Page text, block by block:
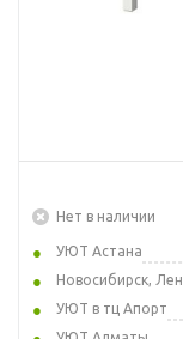
Нет в наличии
УЮТ Астана
Новосибирск,
УЮТ в тц Апорт